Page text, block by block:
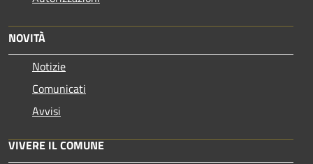
NOVITÀ
Notizie
Comunicati
Avvisi
VIVERE IL COMUNE